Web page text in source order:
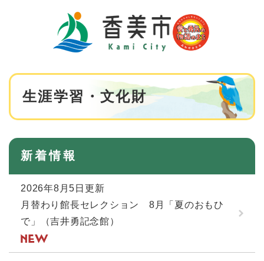
本
生涯学習・文化財
新着情報
2026年8月5日更新
月替わり館長セレクション 8月「夏のおもひ
で」（吉井勇記念館）